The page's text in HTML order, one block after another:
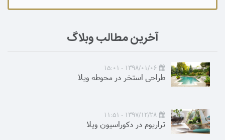
آخرین مطالب وبلاگ
1398/01/06 - 15:01
طراحی استخر در محوطه ویلا
1397/12/28 - 11:51
تراریوم در دکوراسیون ویلا